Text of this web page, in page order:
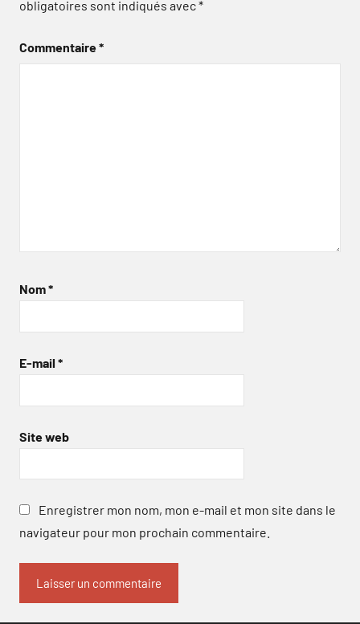
obligatoires sont indiqués avec*
Commentaire*
Nom*
E-mail *
Site web
Enregistrer mon nom, mon e-mail et mon site dans le
navigateur pour mon prochain commentaire.